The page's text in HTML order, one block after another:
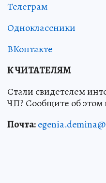
Телеграм
Одноклассники
ВКонтакте
К ЧИТАТЕЛЯМ
Стали свидетелем
ЧП? Сообщите об
Почта: